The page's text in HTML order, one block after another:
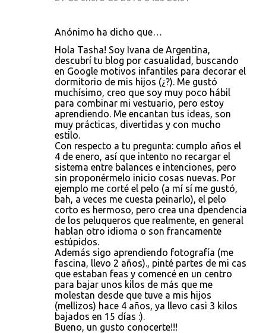
Anónimo ha dicho que…
Hola Tasha! Soy Ivana de Argentina,
descubrí tu blog por casualidad, buscando
en Google motivos infantiles para decorar el
dormitorio de mis hijos (¿?). Me gustó
muchísimo, creo que soy muy poco hábil
para combinar mi vestuario, pero estoy
aprendiendo. Me encantan tus ideas, son
muy prácticas, divertidas y con mucho
estilo.
Con respecto a tu pregunta: cumplo años el
4 de enero, así que intento no recargar el
sistema entre balances e intenciones, pero
sin proponérmelo inicio cosas nuevas. Por
ejemplo me corté el pelo (a mí sí me gustó,
bah, a veces me cuesta peinarlo), el pelo
corto es hermoso, pero crea una dpendencia
de los peluqueros que realmente, en general
hablan otro idioma o son francamente
estúpidos.
Además sigo aprendiendo fotografía (me
fascina, llevo 2 años)., pinté partes de mi cas
que estaban feas y comencé en un centro
para bajar unos kilos de más que me
molestan desde que tuve a mis hijos
(mellizos) hace 4 años, ya llevo casi 3 kilos
bajados en 15 días :).
Bueno, un gusto conocerte!!!